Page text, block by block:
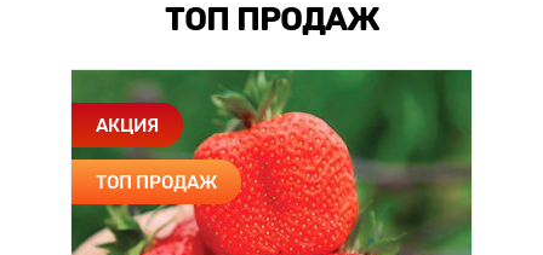
ТОП ПРОДАЖ
АКЦИЯ
ТОП ПРОДАЖ